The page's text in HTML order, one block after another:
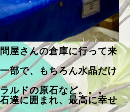
屋さんの倉庫に行って来
部で、もちろん水晶だけ
ルドの原石など。。。
達に囲まれ、最高に幸せ